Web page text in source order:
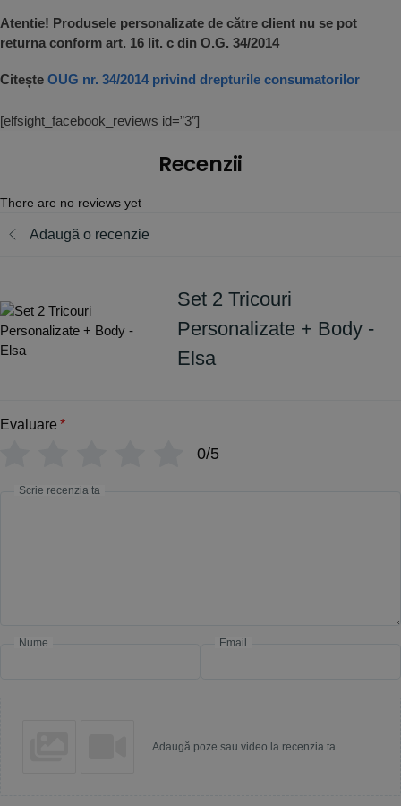
Atentie! Produsele personalizate de către client nu se pot
returna conform art. 16 lit. c din O.G. 34/2014
Citește OUG nr. 34/2014 privind drepturile consumatorilor
[elfsight_facebook_reviews id=”3″]
Recenzii
There are no reviews yet
Adaugă o recenzie
Set 2 Tricouri
Personalizate + Body -
Elsa
Evaluare *
0/5
Scrie recenzia ta
Nume Email
Adaugă poze sau video la recenzia ta